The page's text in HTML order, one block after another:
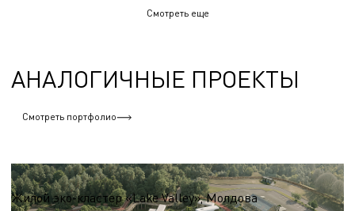
Смотреть еще
АНАЛОГИЧНЫЕ ПРОЕКТЫ
Смотреть портфолио
Жилые комплексы до 50 000 м.кв
Жилой эко-кластер «Lake Valley», Молдова